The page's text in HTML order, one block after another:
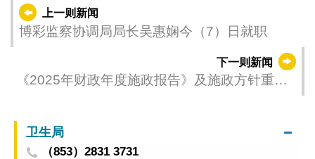
上一则新闻
博彩监察协调局局长吴惠娴今（7）日就职
下一则新闻
《2025年财政年度施政报告》及施政方针重点
卫生局
（853）2831 3731